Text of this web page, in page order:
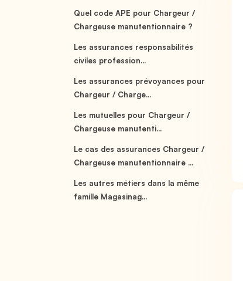
Quel code APE pour Chargeur /
Chargeuse manutentionnaire ?
Les assurances responsabilités
civiles profession...
Les assurances prévoyances pour
Chargeur / Charge...
Les mutuelles pour Chargeur /
Chargeuse manutenti...
Le cas des assurances Chargeur /
Chargeuse manutentionnaire ...
Les autres métiers dans la même
famille Magasinag...